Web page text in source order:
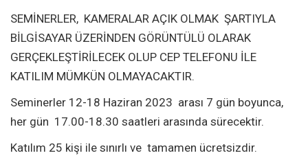
SEMİNERLER, KAMERALAR AÇIK OLMAK ŞARTIYLA
BİLGİSAYAR ÜZERİNDEN GÖRÜNTÜLÜ OLARAK
GERÇEKLEŞTİRİLECEK OLUP CEP TELEFONU İLE
KATILIM MÜMKÜN OLMAYACAKTIR.
Seminerler 12-18 Haziran 2023 arası 7 gün boyunca,
her gün 17.00-18.30 saatleri arasında sürecektir.
Katılım 25 kişi ile sınırlı ve tamamen ücretsizdir.